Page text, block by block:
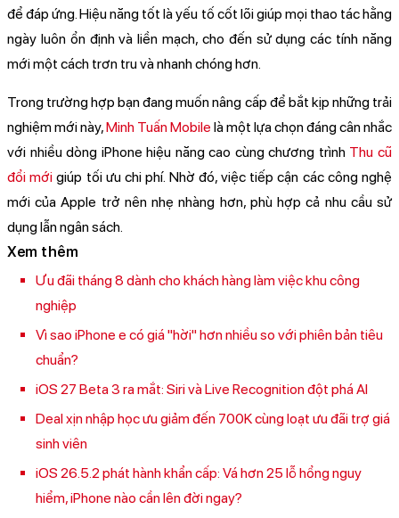
để đáp ứng. Hiệu năng tốt là yếu tố cốt lõi giúp mọi thao tác hằng
ngày luôn ổn định và liền mạch, cho đến sử dụng các tính năng
mới một cách trơn tru và nhanh chóng hơn.
Trong trường hợp bạn đang muốn nâng cấp để bắt kịp những trải
nghiệm mới này,Minh Tuấn Mobile là một lựa chọn đáng cân nhắc
với nhiều dòng iPhone hiệu năng cao cùng chương trình Thu cũ
đổi mới giúp tối ưu chi phí. Nhờ đó, việc tiếp cận các công nghệ
mới của Apple trở nên nhẹ nhàng hơn, phù hợp cả nhu cầu sử
dụng lẫn ngân sách.
Xem thêm
Ưu đãi tháng 8 dành cho khách hàng làm việc khu công
nghiệp
Vì sao iPhone e có giá "hời" hơn nhiều so với phiên bản tiêu
chuẩn?
iOS 27 Beta 3 ra mắt: Siri và Live Recognition đột phá AI
Deal xịn nhập học ưu giảm đến 700K cùng loạt ưu đãi trợ giá
sinh viên
iOS 26.5.2 phát hành khẩn cấp: Vá hơn 25 lỗ hổng nguy
hiểm, iPhone nào cần lên đời ngay?